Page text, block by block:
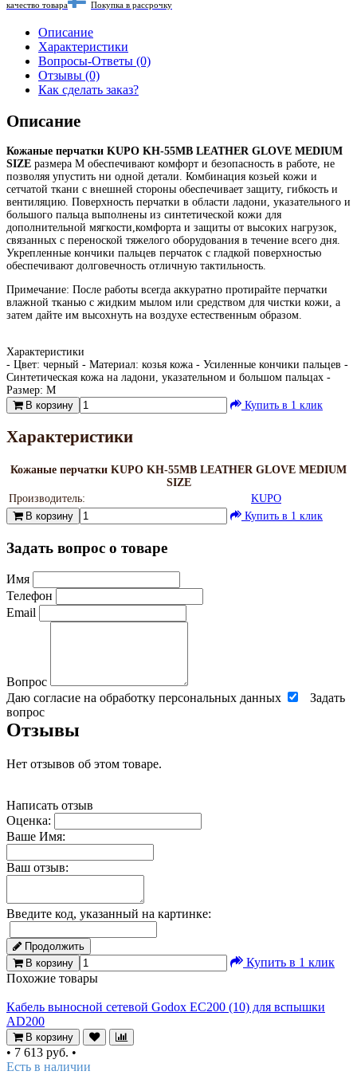
качество товара Покупка в рассрочку
Описание
Характеристики
Вопросы-Ответы (0)
Отзывы (0)
Как сделать заказ?
Описание
Кожаные перчатки KUPO KH-55MB LEATHER GLOVE MEDIUM
SIZE размера M обеспечивают комфорт и безопасность в работе, не
позволяя упустить ни одной детали. Комбинация козьей кожи и
сетчатой ткани с внешней стороны обеспечивает защиту, гибкость и
вентиляцию. Поверхность перчатки в области ладони, указательного и
большого пальца выполнены из синтетической кожи для
дополнительной мягкости,комфорта и защиты от высоких нагрузок,
связанных с переноской тяжелого оборудования в течение всего дня.
Укрепленные кончики пальцев перчаток с гладкой поверхностью
обеспечивают долговечность отличную тактильность.
Примечание: После работы всегда аккуратно протирайте перчатки
влажной тканью с жидким мылом или средством для чистки кожи, а
затем дайте им высохнуть на воздухе естественным образом.
Характеристики
- Цвет: черный - Материал: козья кожа - Усиленные кончики пальцев -
Синтетическая кожа на ладони, указательном и большом пальцах -
Размер: M
В корзину
Купить в 1 клик
Характеристики
Кожаные перчатки KUPO KH-55MB LEATHER GLOVE MEDIUM
SIZE
Производитель:
KUPO
В корзину
Купить в 1 клик
Задать вопрос о товаре
Имя
Телефон
Email
Вопрос
Даю согласие на обработку персональных данных
Задать
вопрос
Отзывы
Нет отзывов об этом товаре.
Написать отзыв
Оценка:
Ваше Имя:
Ваш отзыв:
Введите код, указанный на картинке:
Продолжить
В корзину
Купить в 1 клик
Похожие товары
Кабель выносной сетевой Godox ЕС200 (10) для вспышки
AD200
В корзину
• 7 613 руб. •
Есть в наличии